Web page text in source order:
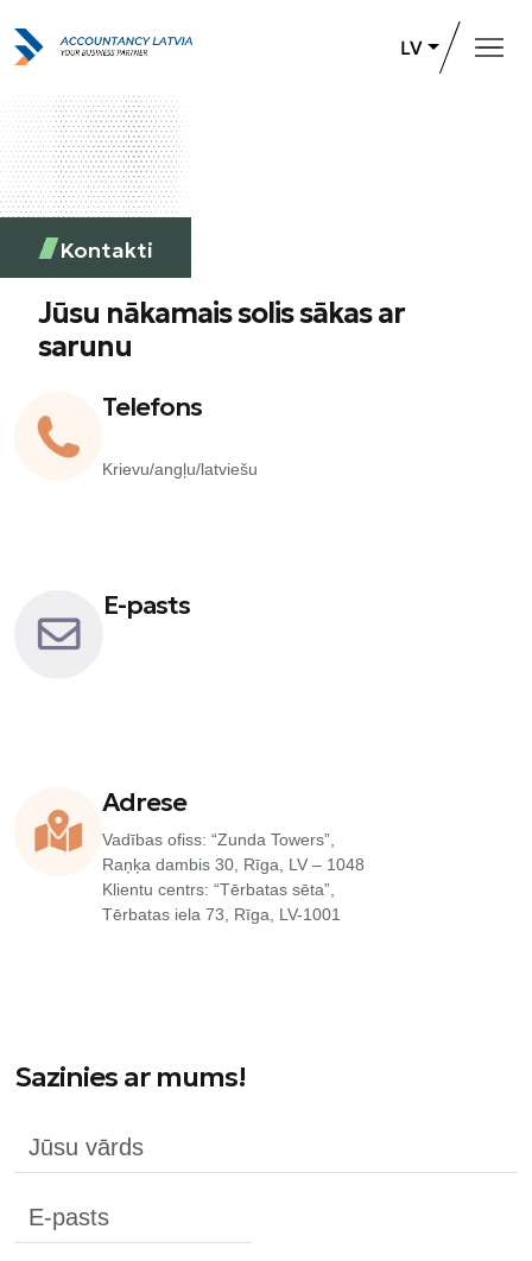
LV
Galvenā
Pakalpojumi
Par uzņēmumu
Karjeras iespējas
+371 26 732 031
Kontakti
Jūsu nākamais solis sākas ar
sarunu
Telefons
Krievu/angļu/latviešu
E-pasts
Adrese
Vadības ofiss: “Zunda Towers”,
Raņķa dambis 30, Rīga, LV – 1048
Klientu centrs: “Tērbatas sēta”,
Tērbatas iela 73, Rīga, LV-1001
Sazinies ar mums!